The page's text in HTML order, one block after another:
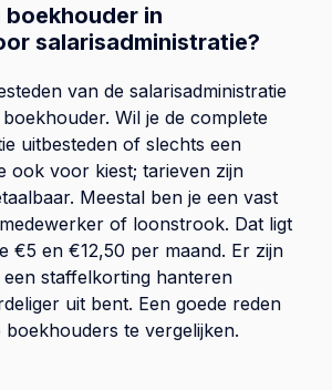
in
salarisadministratie?
van de salarisadministratie
Wil je de complete
uitbesteden of slechts een
ook voor kiest; tarieven zijn
Meestal ben je een vast
of loonstrook. Dat ligt
€5 en €12,50 per maand. Er zijn
staffelkorting hanteren
uit bent. Een goede reden
te vergelijken.